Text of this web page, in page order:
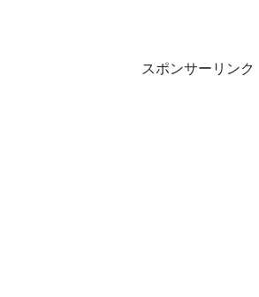
スポンサーリンク